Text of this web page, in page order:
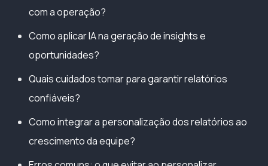
com a operação?
Como aplicar IA na geração de insights e
oportunidades?
Quais cuidados tomar para garantir relatórios
confiáveis?
Como integrar a personalização dos relatórios ao
crescimento da equipe?